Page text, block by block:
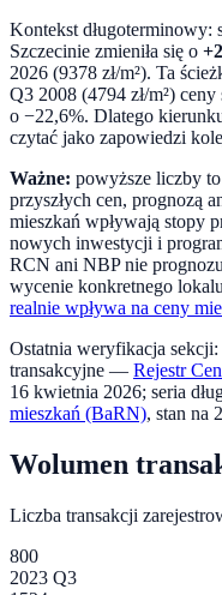
Kontekst
Szczecinie zmieniła się o
2026 (9378 zł/m²). Ta
Q3 2008 (4794 zł/m²)
o −22,6%. Dlatego
czytać jako zapowiedzi
Ważne: powyższe liczby
przyszłych cen, prognozą
mieszkań wpływają stopy
nowych inwestycji i
RCN ani NBP nie
wycenie konkretnego
realnie wpływa na ceny
Ostatnia weryfikacja sekcji:
transakcyjne — Rejestr
16 kwietnia 2026; seria
mieszkań (BaRN), stan na
Wolumen
Liczba transakcji
800
2023 Q3